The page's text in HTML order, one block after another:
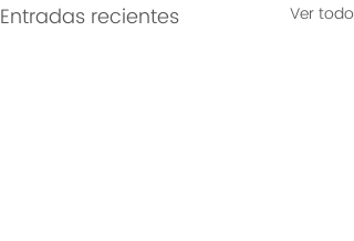
Entradas recientes Ver todo